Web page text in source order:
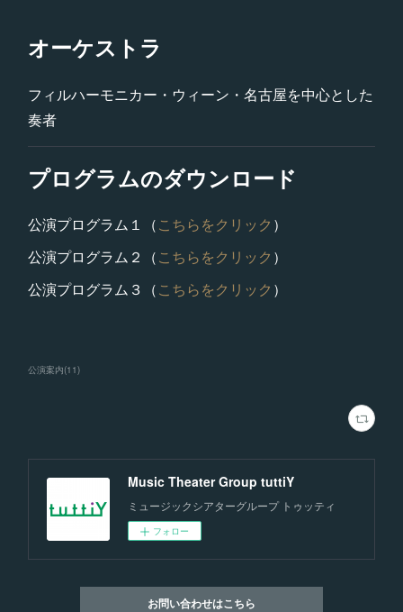
オーケストラ
フィルハーモニカー・ウィーン・名古屋を中心とした
奏者
プログラムのダウンロード
公演プログラム１（こちらをクリック ）
公演プログラム２（こちらをクリック ）
公演プログラム３（こちらをクリック ）
公演案内(11)
Music Theater Group tuttiY
ミュージックシアターグループ トゥッティ
フォロー
お問い合わせはこちら